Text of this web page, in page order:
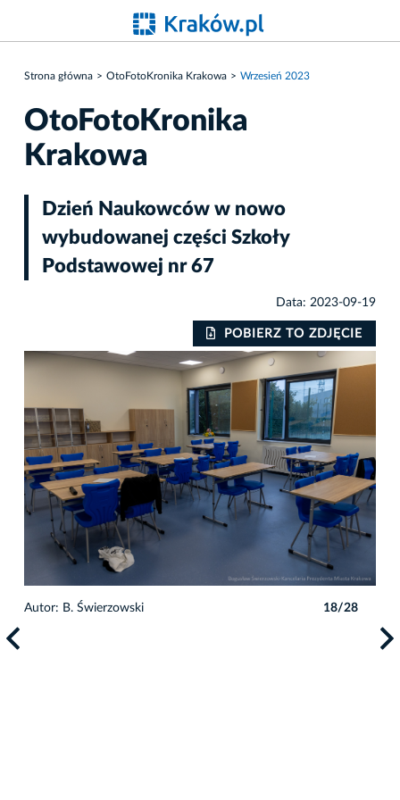
Strona główna OtoFotoKronika Krakowa Wrzesień 2023
OtoFotoKronika
Krakowa
Dzień Naukowców w nowo
wybudowanej części Szkoły
Podstawowej nr 67
Data: 2023-09-19
POBIERZ TO ZDJĘCIE
Autor: B. Świerzowski 18/28